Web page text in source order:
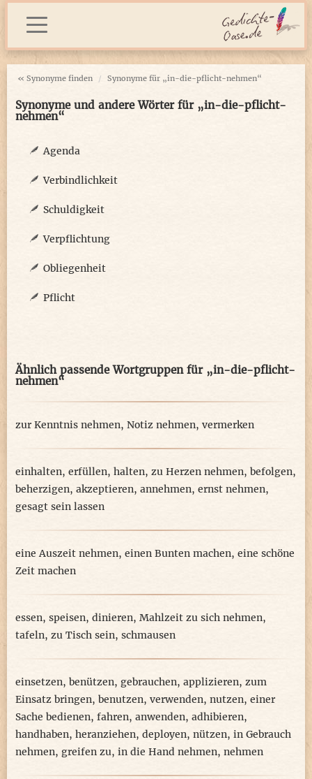
« Synonyme finden Synonyme für „in-die-pflicht-nehmen“
Synonyme und andere Wörter für „in-die-pflicht-
nehmen“
Agenda
Verbindlichkeit
Schuldigkeit
Verpflichtung
Obliegenheit
Pflicht
Ähnlich passende Wortgruppen für „in-die-pflicht-
nehmen“
zur Kenntnis nehmen, Notiz nehmen, vermerken
einhalten, erfüllen, halten, zu Herzen nehmen, befolgen,
beherzigen, akzeptieren, annehmen, ernst nehmen,
gesagt sein lassen
eine Auszeit nehmen, einen Bunten machen, eine schöne
Zeit machen
essen, speisen, dinieren, Mahlzeit zu sich nehmen,
tafeln, zu Tisch sein, schmausen
einsetzen, benützen, gebrauchen, applizieren, zum
Einsatz bringen, benutzen, verwenden, nutzen, einer
Sache bedienen, fahren, anwenden, adhibieren,
handhaben, heranziehen, deployen, nützen, in Gebrauch
nehmen, greifen zu, in die Hand nehmen, nehmen